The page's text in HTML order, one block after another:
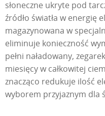
słoneczne ukryte pod
źródło światła w energię
magazynowana w
eliminuje konieczność
pełni naładowany,
miesięcy w całkowitej
znacząco redukuje ilość
wyborem przyjaznym dla